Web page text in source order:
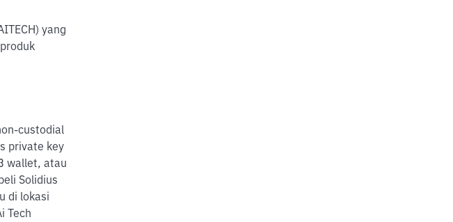
yang
custodial
private key
wallet, atau
Solidius
di lokasi
Tech